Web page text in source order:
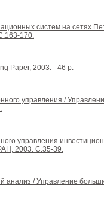
систем на сетях
170.
Paper, 2003. - 46 p.
управления /
управления
2003. С.35-39.
анализ / Управление